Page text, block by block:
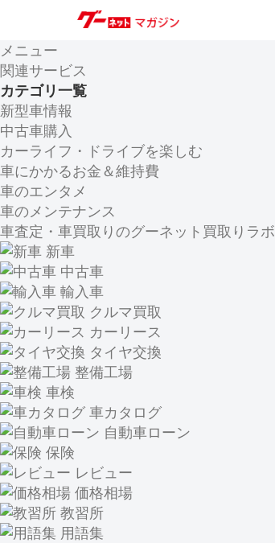
メニュー
関連サービス
カテゴリ一覧
新型車情報
中古車購入
カーライフ・ドライブを楽しむ
車にかかるお金＆維持費
車のエンタメ
車のメンテナンス
車査定・車買取りのグーネット買取りラボ
新車
中古車
輸入車
クルマ買取
カーリース
タイヤ交換
整備工場
車検
車カタログ
自動車ローン
保険
レビュー
価格相場
教習所
用語集